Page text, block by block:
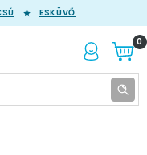
ESKÜVŐ
0